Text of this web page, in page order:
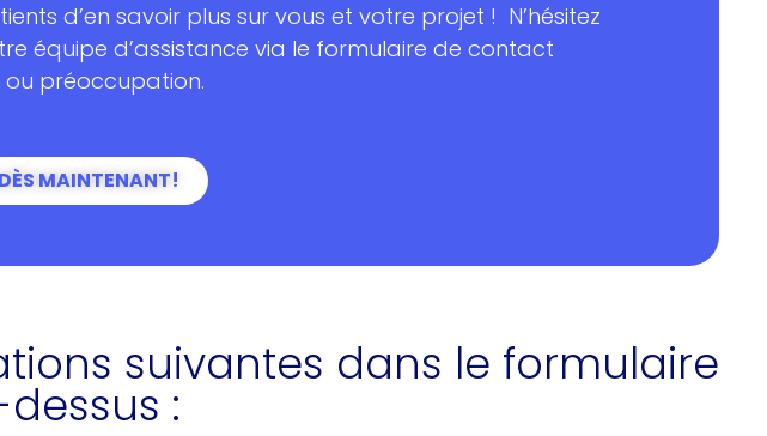
d’en savoir plus sur vous et votre projet ! N’hésitez
équipe d’assistance via le formulaire de contact
préoccupation.
MAINTENANT!
suivantes dans le formulaire
: